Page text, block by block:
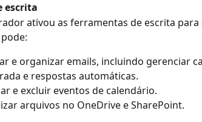
escrita
ativou as ferramentas de escrita para
e organizar emails, incluindo gerenciar
e respostas automáticas.
e excluir eventos de calendário.
arquivos no OneDrive e SharePoint.